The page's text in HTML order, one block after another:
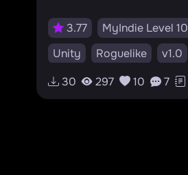
3.77
MyIndie Level 10
Unity
Roguelike
v1.0
RU
#myindielevel10
30 297 10 7